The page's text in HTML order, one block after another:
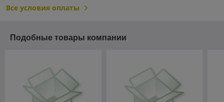
Все условия оплаты
Подобные товары компании